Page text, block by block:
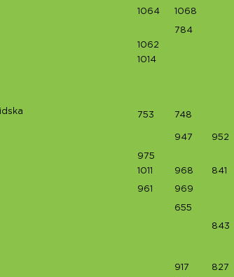
1064 1068
784
1062
1014
753 748
947 952
975
1011 968 841
961 969
655
843
917 827